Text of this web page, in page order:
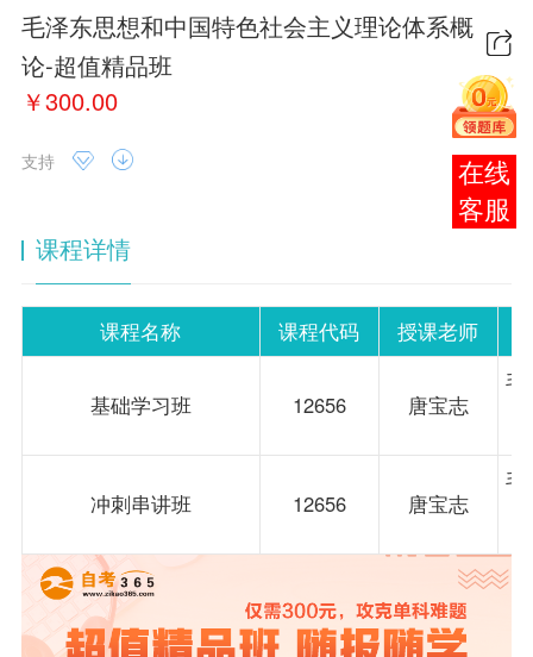
教材-唐宝志
毛泽东思想和中国特色社会主义理论体系概
论-超值精品班
￥300.00
支持
课程详情
课程名称 课程代码 授课老师
基础学习班 12656 唐宝志
毛
冲刺串讲班 12656 唐宝志
毛
报考
咨询